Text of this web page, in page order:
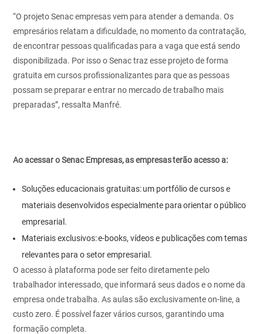
“O projeto Senac empresas vem para atender a demanda. Os
empresários relatam a dificuldade, no momento da contratação,
de encontrar pessoas qualificadas para a vaga que está sendo
disponibilizada. Por isso o Senac traz esse projeto de forma
gratuita em cursos profissionalizantes para que as pessoas
possam se preparar e entrar no mercado de trabalho mais
preparadas”, ressalta Manfré.
Ao acessar o Senac Empresas, as empresas terão acesso a:
Soluções educacionais gratuitas: um portfólio de cursos e
materiais desenvolvidos especialmente para orientar o público
empresarial.
Materiais exclusivos: e-books, vídeos e publicações com temas
relevantes para o setor empresarial.
O acesso à plataforma pode ser feito diretamente pelo
trabalhador interessado, que informará seus dados e o nome da
empresa onde trabalha. As aulas são exclusivamente on-line, a
custo zero. É possível fazer vários cursos, garantindo uma
formação completa.